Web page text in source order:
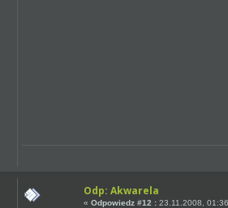
Odp: Akwarela
«Odpowiedz #12 : 23.11.2008,